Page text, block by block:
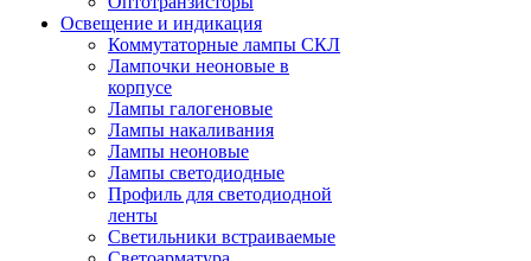
Освещение и индикация
Коммутаторные лампы СКЛ
Лампочки неоновые в
корпусе
Лампы галогеновые
Лампы накаливания
Лампы неоновые
Лампы светодиодные
Профиль для светодиодной
ленты
Светильники встраиваемые